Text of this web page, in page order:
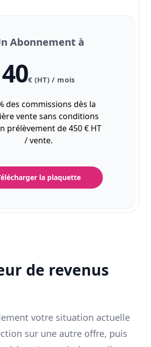
Abonnement à
40€ (HT) / mois
des commissions dès la
vente sans conditions
prélèvement de 450 € HT
/ vente.
la plaquette
de revenus
votre situation actuelle
sur une autre offre, puis